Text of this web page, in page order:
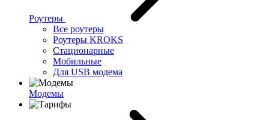
Роутеры
Все роутеры
Роутеры KROKS
Стационарные
Мобильные
Для USB модема
Модемы